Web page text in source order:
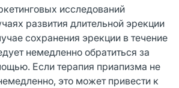
исследований
развития длительной эрекции
сохранения эрекции в течение
немедленно обратиться за
Если терапия приапизма не
это может привести к